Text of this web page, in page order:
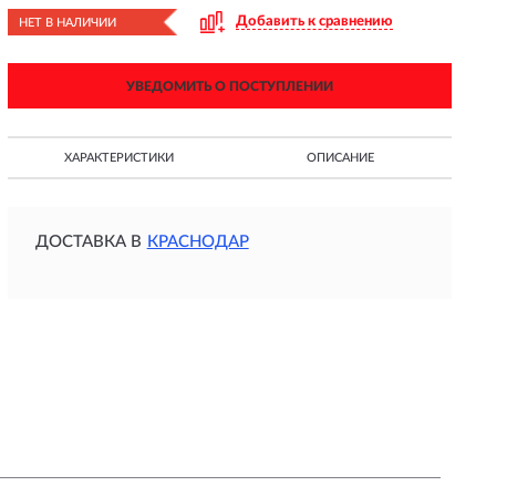
НЕТ В НАЛИЧИИ Добавить к сравнению
УВЕДОМИТЬ О ПОСТУПЛЕНИИ
ХАРАКТЕРИСТИКИ ОПИСАНИЕ
ДОСТАВКА В КРАСНОДАР